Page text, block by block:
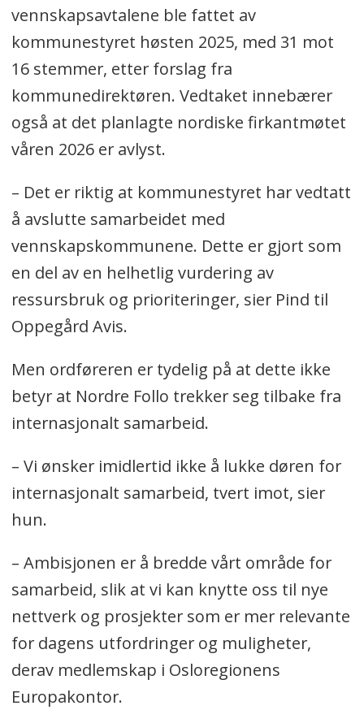
vennskapsavtalene ble fattet av
kommunestyret høsten 2025, med 31 mot
16 stemmer, etter forslag fra
kommunedirektøren. Vedtaket innebærer
også at det planlagte nordiske firkantmøtet
våren 2026 er avlyst.
– Det er riktig at kommunestyret har vedtatt
å avslutte samarbeidet med
vennskapskommunene. Dette er gjort som
en del av en helhetlig vurdering av
ressursbruk og prioriteringer, sier Pind til
Oppegård Avis.
Men ordføreren er tydelig på at dette ikke
betyr at Nordre Follo trekker seg tilbake fra
internasjonalt samarbeid.
– Vi ønsker imidlertid ikke å lukke døren for
internasjonalt samarbeid, tvert imot, sier
hun.
– Ambisjonen er å bredde vårt område for
samarbeid, slik at vi kan knytte oss til nye
nettverk og prosjekter som er mer relevante
for dagens utfordringer og muligheter,
derav medlemskap i Osloregionens
Europakontor.